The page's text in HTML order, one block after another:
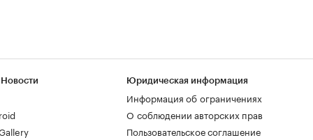
Юридическая информация
Информация об ограничениях
О соблюдении авторских прав
Пользовательское соглашение